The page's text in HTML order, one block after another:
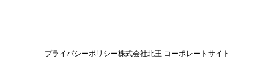
プライバシーポリシー株式会社北王 コーポレートサイト